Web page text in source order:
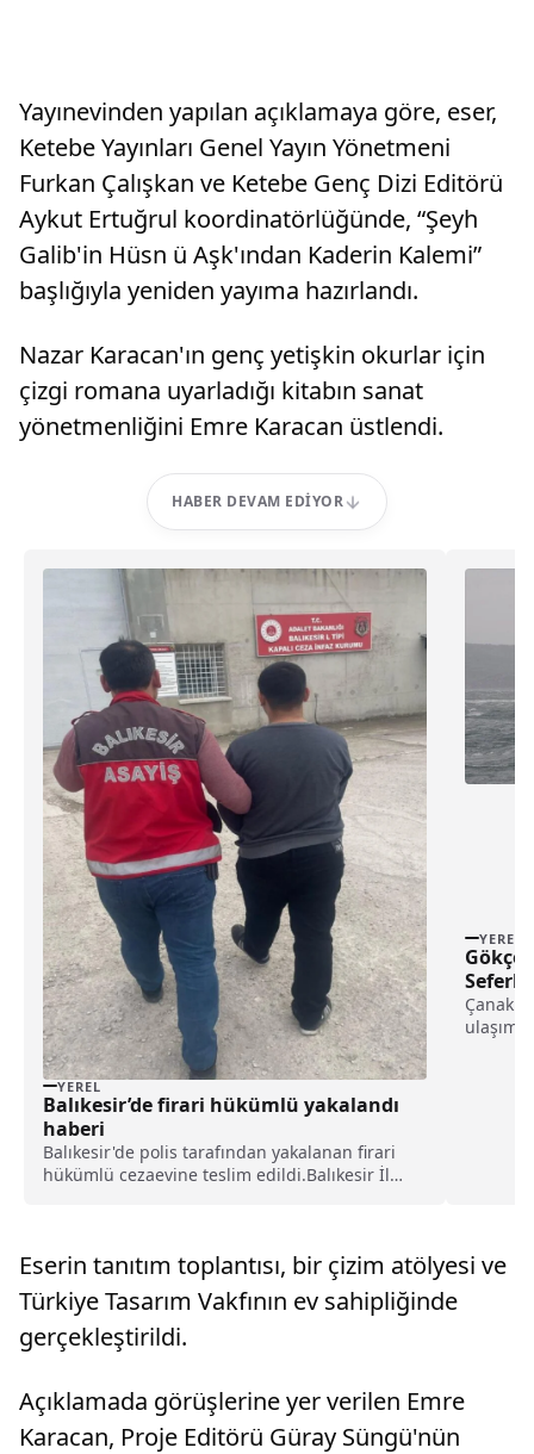
Yayınevinden yapılan açıklamaya göre, eser,
Ketebe Yayınları Genel Yayın Yönetmeni
Furkan Çalışkan ve Ketebe Genç Dizi Editörü
Aykut Ertuğrul koordinatörlüğünde, “Şeyh
Galib'in Hüsn ü Aşk'ından Kaderin Kalemi”
başlığıyla yeniden yayıma hazırlandı.
Nazar Karacan'ın genç yetişkin okurlar için
çizgi romana uyarladığı kitabın sanat
yönetmenliğini Emre Karacan üstlendi.
HABER DEVAM EDIYOR
YEREL
Balıkesir’de firari hükümlü yakalandı
haberi
Balıkesir'de polis tarafından yakalanan firari
hükümlü cezaevine teslim edildi.Balıkesir İl
tespit e...
YEREL
Eserin tanıtım toplantısı, bir çizim atölyesi ve
Türkiye Tasarım Vakfının ev sahipliğinde
gerçekleştirildi.
Açıklamada görüşlerine yer verilen Emre
Karacan, Proje Editörü Güray Süngü'nün